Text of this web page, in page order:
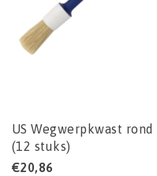
US Wegwerpkwast rond
(12 stuks)
€20,86